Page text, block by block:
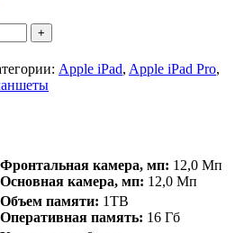
Apple iPad, Apple iPad Pro,
Фронтальная камера, мп: 12,0 Мп
Основная камера, мп: 12,0 Мп
Объем памяти: 1TB
Оперативная память: 16 Гб